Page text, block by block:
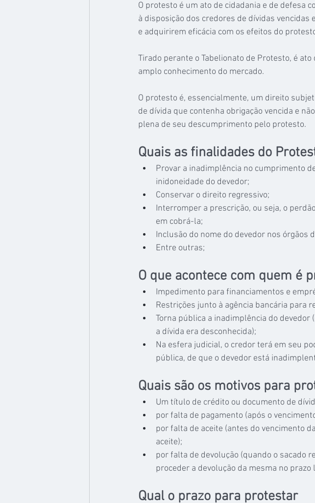
O protesto é um ato de cidadania e de defesa
à disposição dos credores de dívidas
e adquirirem eficácia com os efeitos do
Tirado perante o Tabelionato de Protesto, é
amplo conhecimento do mercado.
O protesto é, essencialmente, um direito
de dívida que contenha obrigação vencida e
plena de seu descumprimento pelo protesto.
Quais as finalidades do
Provar a inadimplência no cumprimento
inidoneidade do devedor;
Conservar o direito regressivo;
Interromper a prescrição, ou seja, o
em cobrá-la;
Inclusão do nome do devedor nos órgãos
Entre outras;
O que acontece com quem é
Impedimento para financiamentos e
Restrições junto à agência bancária para
Torna pública a inadimplência do
a dívida era desconhecida);
Na esfera judicial, o credor terá em seu
pública, de que o devedor está
Quais são os motivos para
Um título de crédito ou documento de
por falta de pagamento (após o
por falta de aceite (antes do vencimento
aceite);
por falta de devolução (quando o sacado
proceder a devolução da mesma no prazo
Qual o prazo para protestar